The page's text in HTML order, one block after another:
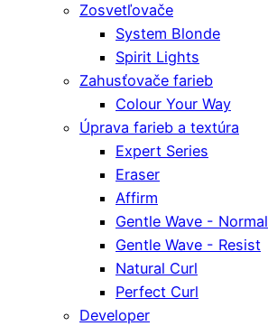
Zosvetľovače
System Blonde
Spirit Lights
Zahusťovače farieb
Colour Your Way
Úprava farieb a textúra
Expert Series
Eraser
Affirm
Gentle Wave - Normal
Gentle Wave - Resist
Natural Curl
Perfect Curl
Developer